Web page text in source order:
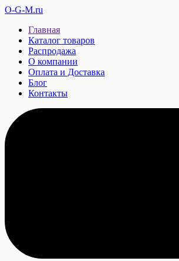
O-G-M.ru
Главная
Каталог товаров
Распродажа
О компании
Оплата и Доставка
Блог
Контакты